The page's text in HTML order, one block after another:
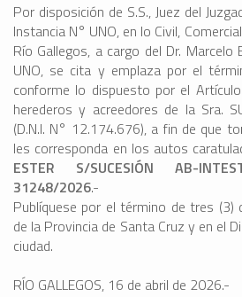
Por disposición de S.S., Juez del
Instancia N° UNO, en lo Civil,
Río Gallegos, a cargo del Dr. Marcelo
UNO, se cita y emplaza por el
conforme lo dispuesto por el
herederos y acreedores de la Sra.
(D.N.I. N° 12.174.676), a fin de que
les corresponda en los autos
ESTER S/SUCESIÓN AB-
31248/2026.-
Publíquese por el término de tres (3)
de la Provincia de Santa Cruz y en el
ciudad.
RÍO GALLEGOS, 16 de abril de 2026.-